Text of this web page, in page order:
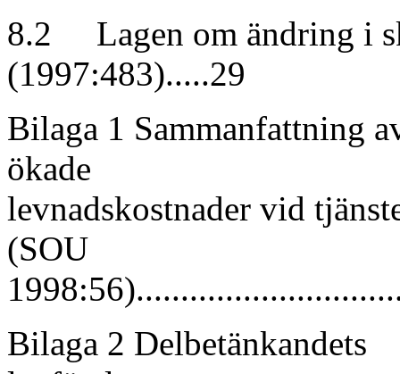
8.2 Lagen om ändring i
(1997:483).....29
Bilaga 1 Sammanfattning
ökade
levnadskostnader vid
(SOU
Bilaga 2 Delbetänkandets